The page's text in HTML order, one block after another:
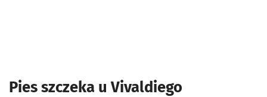
Pies szczeka u Vivaldiego